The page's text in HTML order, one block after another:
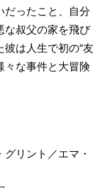
だったこと、自分
な叔父の家を飛び
は人生で初の“友
々な事件と大冒険
リント／エマ・